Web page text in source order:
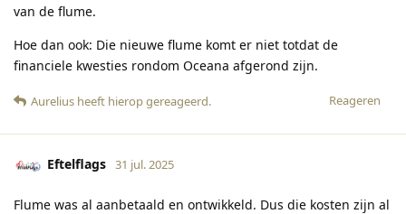
van de flume.
Hoe dan ook: Die nieuwe flume komt er niet totdat de
financiele kwesties rondom Oceana afgerond zijn.
Reageren
Aurelius heeft hierop gereageerd.
Eftelflags 31 jul. 2025
Flume was al aanbetaald en ontwikkeld. Dus die kosten zijn al